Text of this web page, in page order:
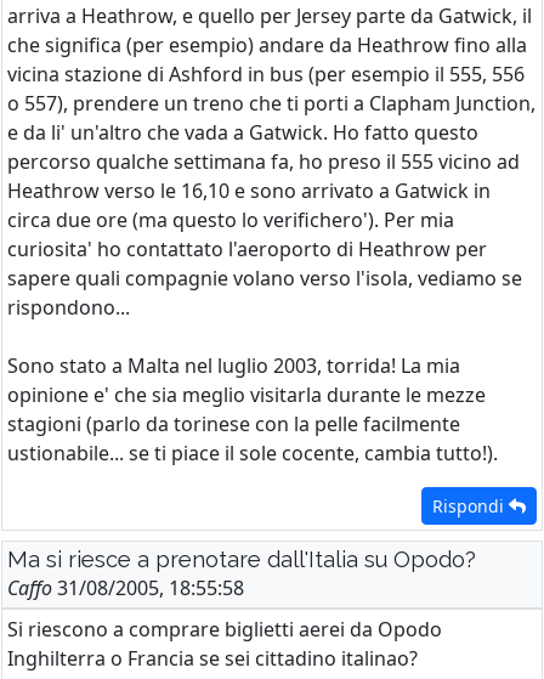
arriva a Heathrow, e quello per Jersey parte da Gatwick, il
che significa (per esempio) andare da Heathrow fino alla
vicina stazione di Ashford in bus (per esempio il 555, 556
o 557), prendere un treno che ti porti a Clapham Junction,
e da li' un'altro che vada a Gatwick. Ho fatto questo
percorso qualche settimana fa, ho preso il 555 vicino ad
Heathrow verso le 16,10 e sono arrivato a Gatwick in
circa due ore (ma questo lo verifichero'). Per mia
curiosita' ho contattato l'aeroporto di Heathrow per
sapere quali compagnie volano verso l'isola, vediamo se
rispondono...
Sono stato a Malta nel luglio 2003, torrida! La mia
opinione e' che sia meglio visitarla durante le mezze
stagioni (parlo da torinese con la pelle facilmente
ustionabile... se ti piace il sole cocente, cambia tutto!).
Rispondi
Ma si riesce a prenotare dall'Italia su Opodo?
Caffo31/08/2005, 18:55:58
Si riescono a comprare biglietti aerei da Opodo
Inghilterra o Francia se sei cittadino italinao?